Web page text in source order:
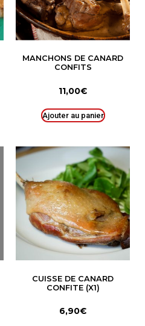
MANCHONS DE CANARD
CONFITS
11,00€
Ajouter au panier
CUISSE DE CANARD
CONFITE (X1)
6,90€